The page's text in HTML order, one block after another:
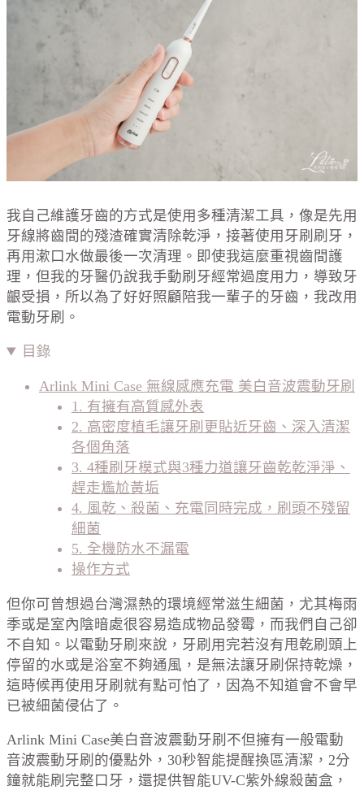
我自己維護牙齒的方式是使用多種清潔工具，像是先用
牙線將齒間的殘渣確實清除乾淨，接著使用牙刷刷牙，
再用漱口水做最後一次清理。即使我這麼重視齒間護
理，但我的牙醫仍說我手動刷牙經常過度用力，導致牙
齦受損，所以為了好好照顧陪我一輩子的牙齒，我改用
電動牙刷。
目錄
Arlink Mini Case 無線感應充電 美白音波震動牙刷
1. 有擁有高質感外表
2. 高密度植毛讓牙刷更貼近牙齒、深入清潔
各個角落
3. 4種刷牙模式與3種力道讓牙齒乾乾淨淨、
趕走尷尬黃垢
4. 風乾、殺菌、充電同時完成，刷頭不殘留
細菌
5. 全機防水不漏電
操作方式
但你可曾想過台灣濕熱的環境經常滋生細菌，尤其梅雨
季或是室內陰暗處很容易造成物品發霉，而我們自己卻
不自知。以電動牙刷來說，牙刷用完若沒有甩乾刷頭上
停留的水或是浴室不夠通風，是無法讓牙刷保持乾燥，
這時候再使用牙刷就有點可怕了，因為不知道會不會早
已被細菌侵佔了。
Arlink Mini Case美白音波震動牙刷不但擁有一般電動
音波震動牙刷的優點外，30秒智能提醒換區清潔，2分
鐘就能刷完整口牙，還提供智能UV-C紫外線殺菌盒，